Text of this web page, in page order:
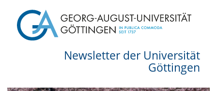
Newsletter der Universität
Göttingen